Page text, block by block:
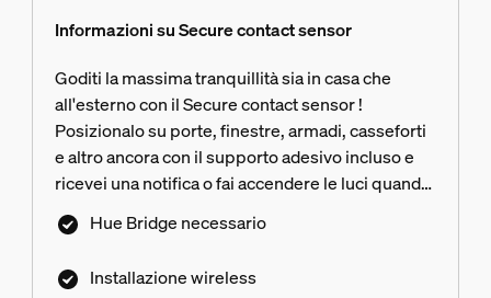
Informazioni su Secure contact sensor
Goditi la massima tranquillità sia in casa che
all'esterno con il Secure contact sensor !
Posizionalo su porte, finestre, armadi, casseforti
e altro ancora con il supporto adesivo incluso e
ricevei una notifica o fai accendere le luci quando
il sensore è attivo.
Hue Bridge necessario
Installazione wireless